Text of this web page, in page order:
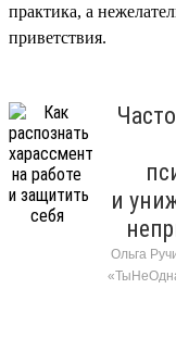
практика, а
приветствия.
и
Ольга